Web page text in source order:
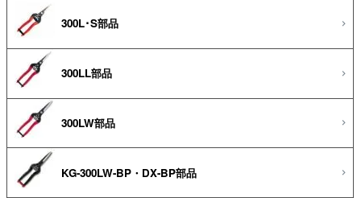
300L･S部品
300LL部品
300LW部品
KG-300LW-BP・DX-BP部品